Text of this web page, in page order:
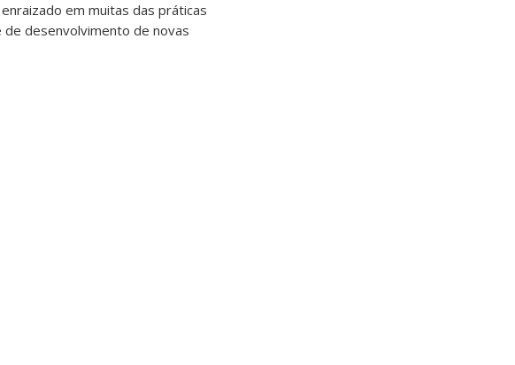
em muitas das práticas
desenvolvimento de novas